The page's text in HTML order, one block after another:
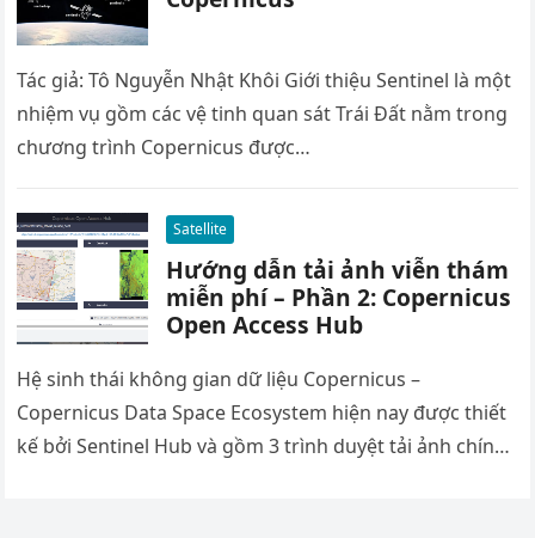
Tác giả: Tô Nguyễn Nhật Khôi Giới thiệu Sentinel là một
nhiệm vụ gồm các vệ tinh quan sát Trái Đất nằm trong
chương trình Copernicus được…
Satellite
Hướng dẫn tải ảnh viễn thám
miễn phí – Phần 2: Copernicus
Open Access Hub
Hệ sinh thái không gian dữ liệu Copernicus –
Copernicus Data Space Ecosystem hiện nay được thiết
kế bởi Sentinel Hub và gồm 3 trình duyệt tải ảnh chính: